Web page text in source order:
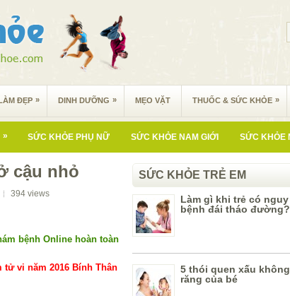
ĐẸP » DINH DƯỠNG » MẸO VẶT THUỐC & SỨC KHỎE »
» SỨC KHỎE PHỤ NỮ SỨC KHỎE NAM GIỚI SỨC KHỎE
cậu nhỏ
394 views
bệnh Online hoàn toàn
tử vi năm 2016 Bính Thân
SỨC KHỎE TRẺ EM
Làm gì khi trẻ có
bệnh đái tháo đường?
5 thói quen xấu
răng của bé